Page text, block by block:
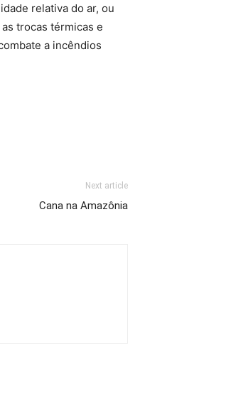
relativa do ar, ou
trocas térmicas e
a incêndios
Next article
Cana na Amazônia